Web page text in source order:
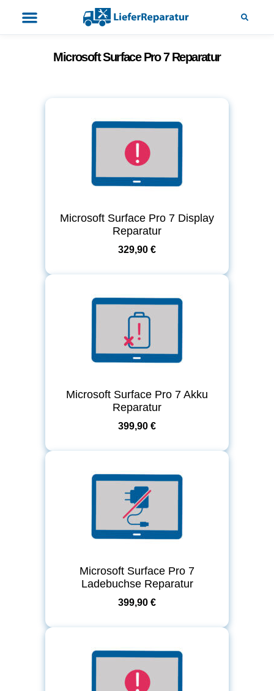
Microsoft Surface Pro 7 Reparatur
Microsoft Surface Pro 7 Display
Reparatur
329,90 €
Microsoft Surface Pro 7 Akku
Reparatur
399,90 €
Microsoft Surface Pro 7
Ladebuchse Reparatur
399,90 €